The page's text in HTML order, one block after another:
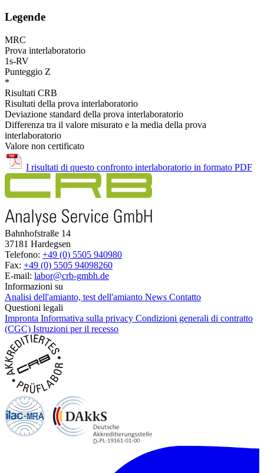
Legende
MRC
Prova interlaboratorio
1s-RV
Punteggio Z
*
Risultati CRB
Risultati della prova interlaboratorio
Deviazione standard della prova interlaboratorio
Differenza tra il valore misurato e la media della prova
interlaboratorio
Valore non certificato
I risultati di questo confronto interlaboratorio in formato PDF
Bahnhofstraße 14
37181 Hardegsen
Telefono: +49 (0) 5505 940980
Fax: +49 (0) 5505 94098260
E-mail: labor@crb-gmbh.de
Informazioni su
Analisi dell'amianto, test dell'amianto News Contatto
Questioni legali
Impronta Informativa sulla privacy Condizioni generali di contratto
(CGC) Istruzioni per il recesso